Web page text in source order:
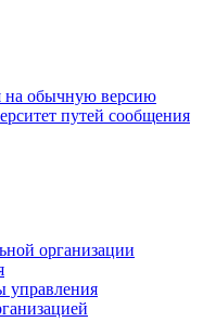
на обычную версию
организации
управления